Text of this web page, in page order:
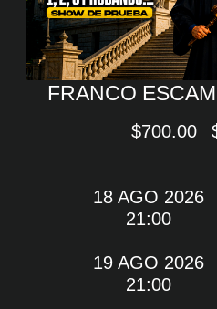
FRANCO
$700.00
18 AGO 2026
21:00
19 AGO 2026
21:00